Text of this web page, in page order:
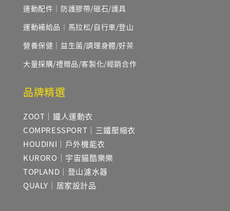
運動配件｜防護膠帶/磁石/護具
運動補給品｜馬拉松/自行車/登山
營養保健｜益生菌/調理身體/好茶
大量採購/禮贈品/客製化/經銷合作
品牌精選
ZOOT｜鐵人運動衣
COMPRESSPORT｜三鐵壓縮衣
HOUDINI｜戶外機能衣
KURORO｜宇宙貓酷樂樂
TOPLAND｜登山濾水器
QUALY｜居家設計品